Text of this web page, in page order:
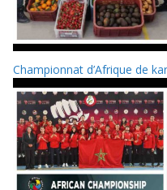
Championnat d’Afrique de